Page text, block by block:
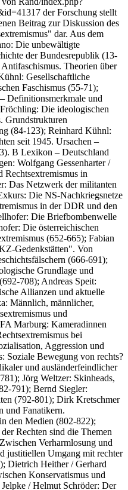
der Forschung stellt
Beitrag zur Diskussion des
dar. Aus dem
Die unbewältigte
der Bundesrepublik (13-
Theorien über
Gesellschaftliche
Faschismus (55-71);
Definitionsmerkmale und
Die ideologischen
Grundstrukturen
(84-123); Reinhard Kühnl:
seit 1945. Ursachen –
B Lexikon – Deutschland
Wolfgang Gessenharter /
in
Das Netzwerk der militanten
Die NS-Nachkriegsnetze
in der DDR und den
Die Briefbombenwelle
Die österreichischen
(652-665); Fabian
Gedenkstätten". Von
(666-691);
Grundlage und
708); Andreas Speit:
Allianzen und aktuelle
Männlich, männlicher,
und
Marburg: Kameradinnen
bei
Aggression und
Soziale Bewegung von rechts?
und ausländerfeindlicher
Jörg Weltzer: Skinheads,
791); Bernd Siegler:
(792-801); Dirk Kretschmer
und Fanatikern.
den Medien (802-822);
Rechten sind die Themen
Verharmlosung und
justitiellen Umgang mit rechter
Dietrich Heither / Gerhard
Konservatismus und
/ Helmut Schröder: Der